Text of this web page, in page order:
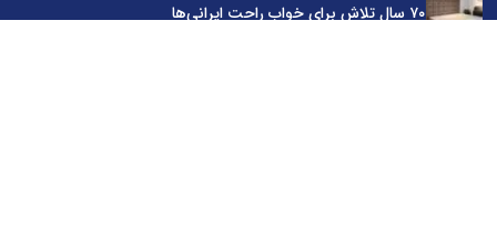
۷۰ سال تلاش برای خواب راحت ایرانی‌ها